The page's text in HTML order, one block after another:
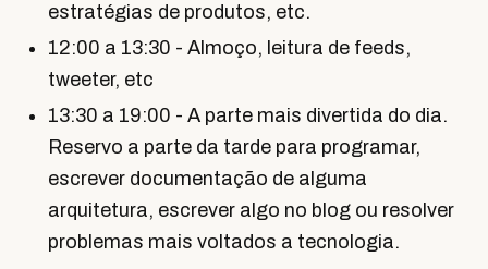
estratégias de produtos, etc.
12:00 a 13:30 - Almoço, leitura de feeds,
tweeter, etc
13:30 a 19:00 - A parte mais divertida do dia.
Reservo a parte da tarde para programar,
escrever documentação de alguma
arquitetura, escrever algo no blog ou resolver
problemas mais voltados a tecnologia.